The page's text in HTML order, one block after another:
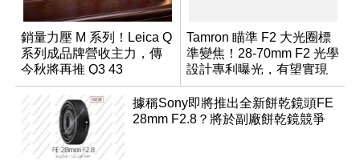
銷量力壓 M 系列！Leica Q
系列成品牌營收主力，傳
今秋將再推 Q3 43
Monochrom
Tamron 瞄準 F2 大光圈標
準變焦！28-70mm F2 光學
設計專利曝光，有望實現
小型化
據稱Sony即將推出全新餅乾鏡頭FE
28mm F2.8？將於副廠餅乾鏡競爭